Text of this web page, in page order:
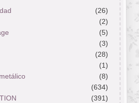
(26)
(2)
(5)
(3)
(28)
(1)
(8)
(634)
(391)